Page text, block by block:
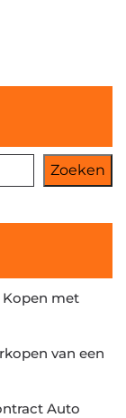
Zoeken
Kopen met
van een
Auto